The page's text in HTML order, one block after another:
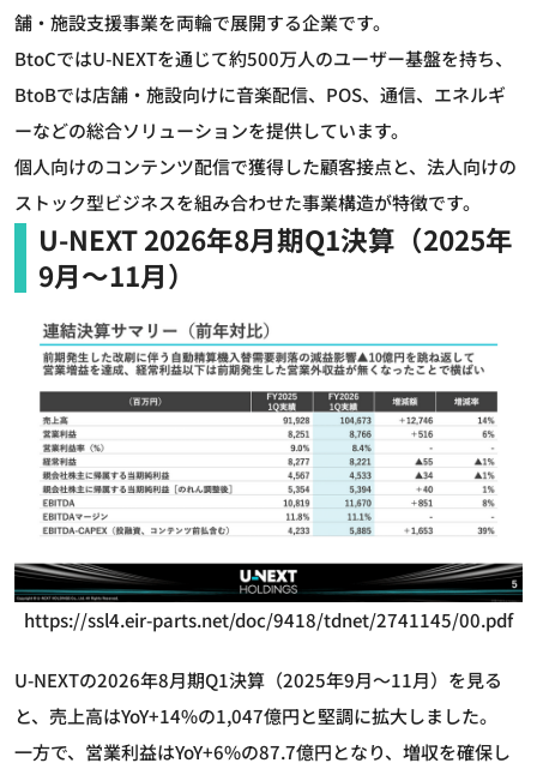
舗・施設支援事業を両輪で展開する企業です。
BtoCではU-NEXTを通じて約500万人のユーザー基盤を持ち、
BtoBでは店舗・施設向けに音楽配信、POS、通信、エネルギ
ーなどの総合ソリューションを提供しています。
個人向けのコンテンツ配信で獲得した顧客接点と、法人向けの
ストック型ビジネスを組み合わせた事業構造が特徴です。
U-NEXT 2026年8月期Q1決算（2025年
9月～11月）
https://ssl4.eir-parts.net/doc/9418/tdnet/2741145/00.pdf
U-NEXTの2026年8月期Q1決算（2025年9月～11月）を見る
と、売上高はYoY+14%の1,047億円と堅調に拡大しました。
一方で、営業利益はYoY+6%の87.7億円となり、増収を確保し